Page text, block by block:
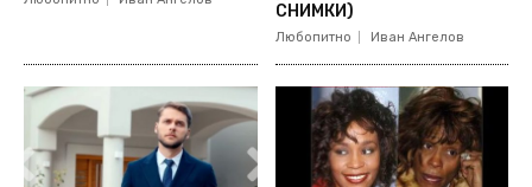
СНИМКИ)
Любопитно Иван Ангелов